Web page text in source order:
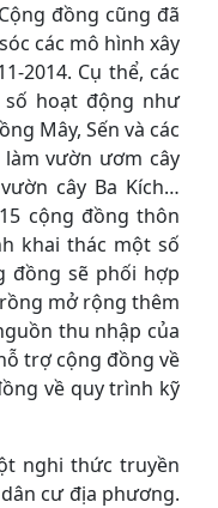
đồng cũng đã
các mô hình xây
2014. Cụ thể, các
hoạt động như
Mây, Sến và các
vườn ươm cây
cây Ba Kích…
cộng đồng thôn
khai thác một số
đồng sẽ phối hợp
mở rộng thêm
thu nhập của
trợ cộng đồng về
về quy trình kỹ
nghi thức truyền
cư địa phương.